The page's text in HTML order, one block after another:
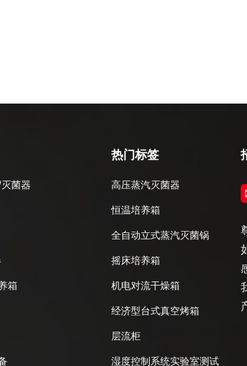
菌器
箱
热门标签
高压蒸汽灭菌器
恒温培养箱
全自动立式蒸汽灭菌锅
摇床培养箱
机电对流干燥箱
经济型台式真空烤箱
层流柜
湿度控制系统实验室测试